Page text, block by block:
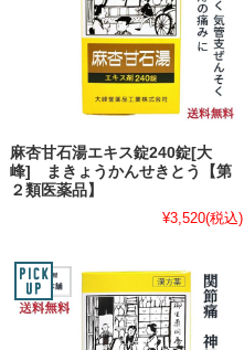
麻杏甘石湯エキス錠240錠[大
峰] まきょうかんせきとう【第
２類医薬品】
¥3,520(税込)